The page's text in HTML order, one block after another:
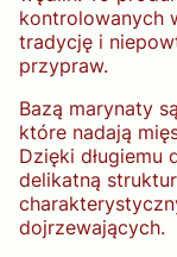
kontrolowanych
tradycję i
przypraw.
Bazą marynaty są
które nadają
Dzięki długiemu
delikatną
dojrzewających.